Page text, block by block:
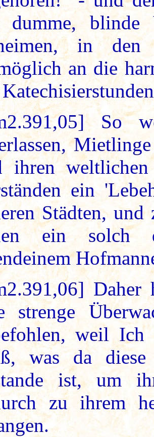
dumme,
in den
an die
So
ihren
ein
Städten,
ein solch
strenge
weil Ich
was da
ist, um
zu ihrem